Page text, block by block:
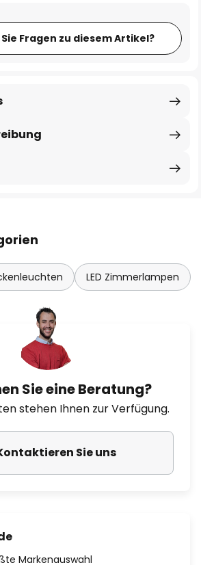
Fragen zu diesem Artikel?
LED Zimmerlampen
Sie eine Beratung?
stehen Ihnen zur Verfügung.
Sie uns
Markenauswahl